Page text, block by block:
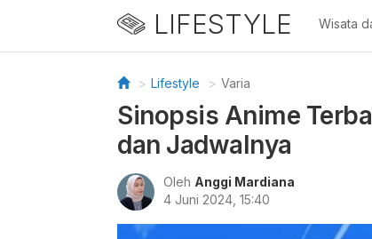
LIFESTYLE Wisata
Lifestyle Varia
Sinopsis Anime
dan Jadwalnya
Oleh Anggi Mardiana
4 Juni 2024, 15:40